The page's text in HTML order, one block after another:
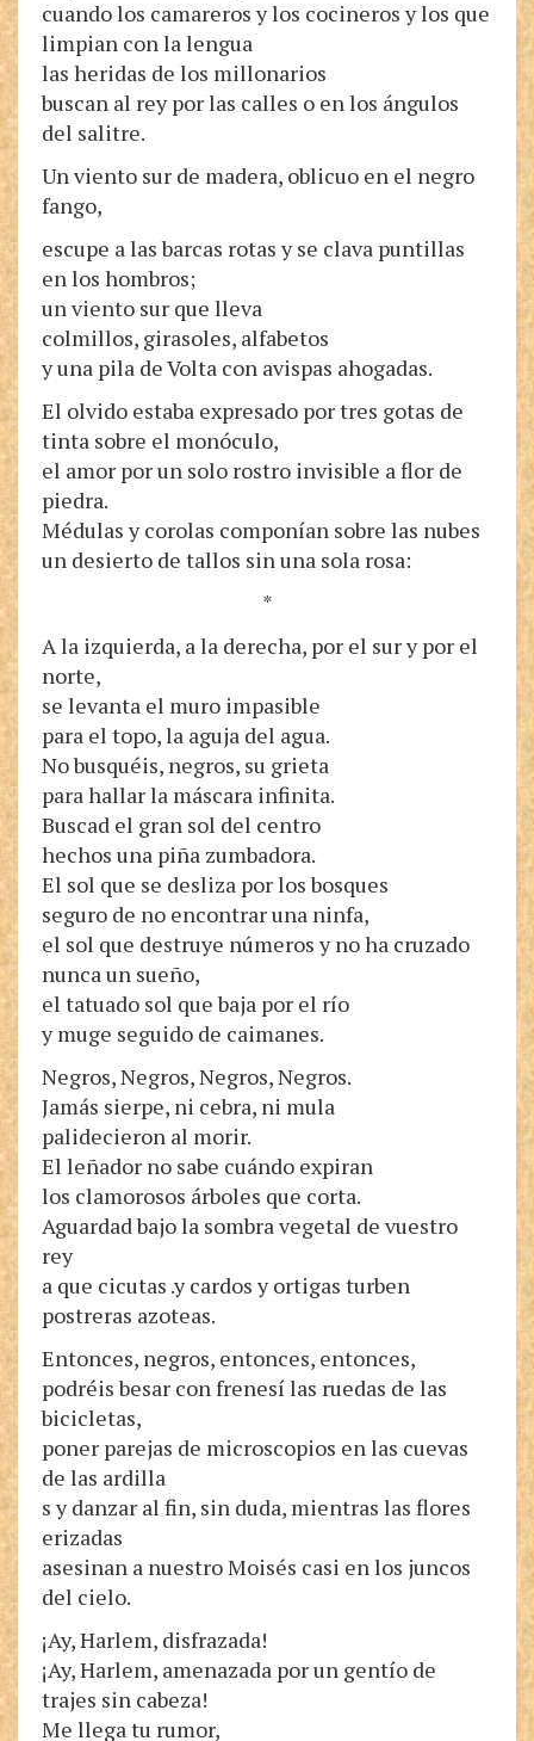
cuando los camareros y los cocineros y los que
limpian con la lengua
las heridas de los millonarios
buscan al rey por las calles o en los ángulos
del salitre.
Un viento sur de madera, oblicuo en el negro
fango,
escupe a las barcas rotas y se clava puntillas
en los hombros;
un viento sur que lleva
colmillos, girasoles, alfabetos
y una pila de Volta con avispas ahogadas.
El olvido estaba expresado por tres gotas de
tinta sobre el monóculo,
el amor por un solo rostro invisible a flor de
piedra.
Médulas y corolas componían sobre las nubes
un desierto de tallos sin una sola rosa:
*
A la izquierda, a la derecha, por el sur y por el
norte,
se levanta el muro impasible
para el topo, la aguja del agua.
No busquéis, negros, su grieta
para hallar la máscara infinita.
Buscad el gran sol del centro
hechos una piña zumbadora.
El sol que se desliza por los bosques
seguro de no encontrar una ninfa,
el sol que destruye números y no ha cruzado
nunca un sueño,
el tatuado sol que baja por el río
y muge seguido de caimanes.
Negros, Negros, Negros, Negros.
Jamás sierpe, ni cebra, ni mula
palidecieron al morir.
El leñador no sabe cuándo expiran
los clamorosos árboles que corta.
Aguardad bajo la sombra vegetal de vuestro
rey
a que cicutas .y cardos y ortigas turben
postreras azoteas.
Entonces, negros, entonces, entonces,
podréis besar con frenesí las ruedas de las
bicicletas,
poner parejas de microscopios en las cuevas
de las ardilla
s y danzar al fin, sin duda, mientras las flores
erizadas
asesinan a nuestro Moisés casi en los juncos
del cielo.
¡Ay, Harlem, disfrazada!
¡Ay, Harlem, amenazada por un gentío de
trajes sin cabeza!
Me llega tu rumor,